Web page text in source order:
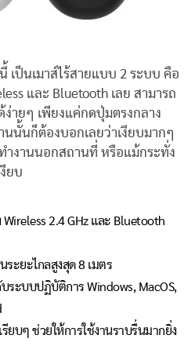
เป็นเมาส์ไร้สายแบบ 2 ระบบ คือ
และ Bluetooth เลย สามารถ
ายๆ เพียงแค่กดปุ่มตรงกลาง
นนั้นก็ต้องบอกเลยว่าเงียบมากๆ
ำงานนอกสถานที่ หรือแม้กระทั่ง
ยบ
2.4 GHz และ Bluetooth
ระยะไกลสูงสุด 8 เมตร
ระบบปฏิบัติการ Windows, MacOS,
รียบๆ ช่วยให้การใช้งานราบรื่นมากยิ่ง